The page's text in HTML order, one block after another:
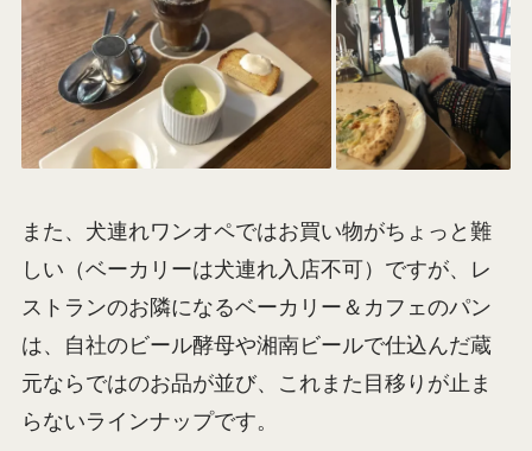
また、犬連れワンオペではお買い物がちょっと難
しい（ベーカリーは犬連れ入店不可）ですが、レ
ストランのお隣になるベーカリー＆カフェのパン
は、自社のビール酵母や湘南ビールで仕込んだ蔵
元ならではのお品が並び、これまた目移りが止ま
らないラインナップです。